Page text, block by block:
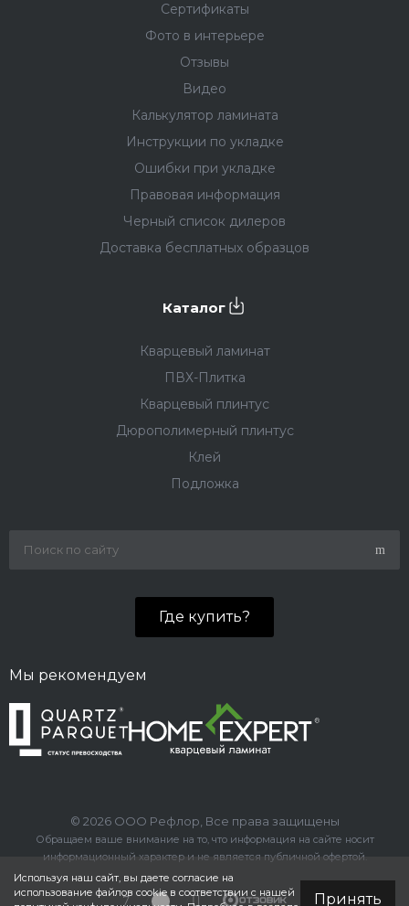
Сертификаты
Фото в интерьере
Отзывы
Видео
Калькулятор ламината
Инструкции по укладке
Ошибки при укладке
Правовая информация
Черный список дилеров
Доставка бесплатных образцов
Каталог
Кварцевый ламинат
ПВХ-Плитка
Кварцевый плинтус
Дюрополимерный плинтус
Клей
Подложка
Где купить?
Мы рекомендуем
© 2026 ООО Рефлор, Все права защищены
Обращаем ваше внимание на то, что информация на сайте носит
информационный характер и не является публичной офертой.
Используя наш сайт, вы даете согласие на
использование файлов cookie в соответствии с нашей
Принять